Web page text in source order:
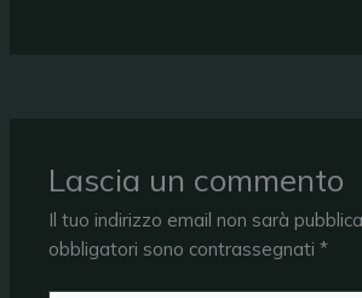
Lascia un commento
Il tuo indirizzo email non sarà
obbligatori sono contrassegnati*